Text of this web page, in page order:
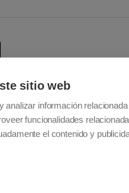
en el sistema de unión
NOTA: Una vez plegada,
pestillo de seguridad
las dos partes de la rampa.
sitio web
analizar información
funcionalidades
el contenido y